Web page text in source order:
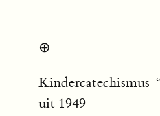
⊕
Kindercatechismus
uit 1949